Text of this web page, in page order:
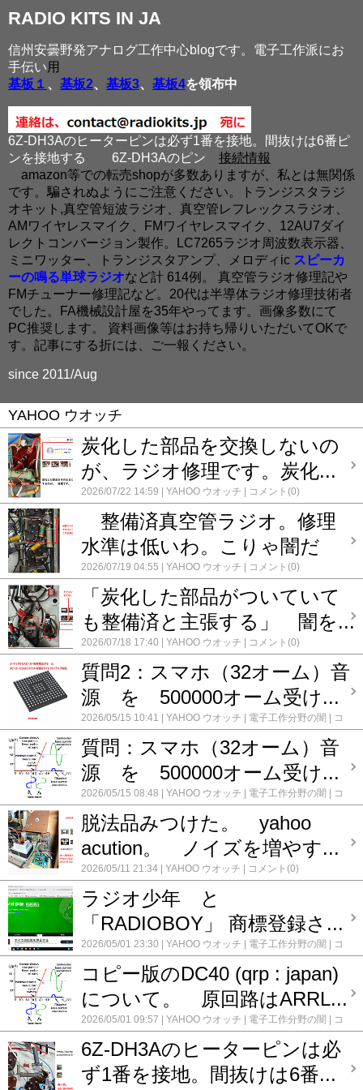
RADIO KITS IN JA
信州安曇野発アナログ工作中心blogです。電子工作派にお
手伝い用
基板１ 、 基板2、 基板3、 基板4を領布中
6Z-DH3Aのヒーターピンは必ず1番を接地。間抜けは6番ピ
ンを接地する
6Z-DH3Aのピン 接続情報
amazon等での転売shopが多数ありますが、私とは無関係
です。騙されぬようにご注意ください。トランジスタラジ
オキット,真空管短波ラジオ、真空管レフレックスラジオ、
AMワイヤレスマイク、FMワイヤレスマイク、12AU7ダイ
レクトコンバージョン製作。LC7265ラジオ周波数表示器、
ミニワッター、トランジスタアンプ、メロディic スピーカ
ーの鳴る単球ラジオなど計 614例。 真空管ラジオ修理記や
FMチューナー修理記など。20代は半導体ラジオ修理技術者
でした。FA機械設計屋を35年やってます。画像多数にて
PC推奨します。 資料画像等はお持ち帰りいただいてOKで
す。記事にする折には、ご一報ください。
since 2011/Aug
YAHOO ウオッチ
炭化した部品を交換しないの
が、ラジオ修理です。炭化...
2026/07/22 14:59 YAHOO ウオッチ コメント(0)
整備済真空管ラジオ。修理
水準は低いわ。こりゃ闇だ
2026/07/19 04:55 YAHOO ウオッチ コメント(0)
「炭化した部品がついていて
も整備済と主張する」 闇を...
2026/07/18 17:40 YAHOO ウオッチ コメント(0)
質問2：スマホ（32オーム）音
源 を 500000オーム受け...
2026/05/15 10:41 YAHOO ウオッチ 電子工作分野の闇
コ
メント(0)
質問：スマホ（32オーム）音
源 を 500000オーム受け...
2026/05/15 08:48 YAHOO ウオッチ 電子工作分野の闇
コ
メント(0)
脱法品みつけた。 yahoo
acution。 ノイズを増やす...
2026/05/11 21:34 YAHOO ウオッチ コメント(0)
ラジオ少年 と
「RADIOBOY」 商標登録さ...
2026/05/01 23:30 YAHOO ウオッチ 電子工作分野の闇
コ
メント(0)
コピー版のDC40 (qrp : japan)
について。 原回路はARRL...
2026/05/01 09:57 YAHOO ウオッチ 電子工作分野の闇
コ
メント(0)
6Z-DH3Aのヒーターピンは必
ず1番を接地。間抜けは6番...